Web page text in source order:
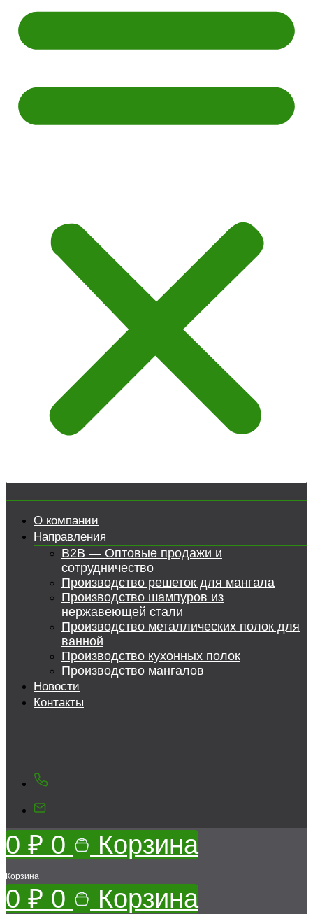
О компании
Направления
B2B — Оптовые продажи и
сотрудничество
Производство решеток для мангала
Производство шампуров из
нержавеющей стали
Производство металлических полок для
ванной
Производство кухонных полок
Производство мангалов
Новости
Контакты
0 ₽ 0 Корзина
Корзина
0 ₽ 0 Корзина